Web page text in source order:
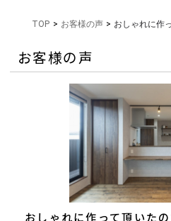
TOP > お客様の声 > おしゃれに作
お客様の声
おしゃれに作って頂いた